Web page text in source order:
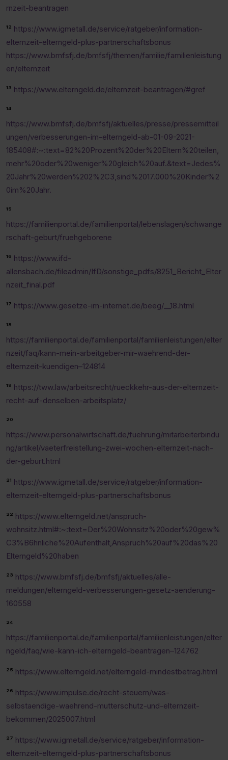
rnzeit-beantragen
¹² https://www.igmetall.de/service/ratgeber/information-
elternzeit-elterngeld-plus-partnerschaftsbonus
https://www.bmfsfj.de/bmfsfj/themen/familie/familienleistung
en/elternzeit
¹³ https://www.elterngeld.de/elternzeit-beantragen/#gref
¹⁴
https://www.bmfsfj.de/bmfsfj/aktuelles/presse/pressemitteil
ungen/verbesserungen-im-elterngeld-ab-01-09-2021-
185408#:~:text=82%20Prozent%20der%20Eltern%20teilen,
mehr%20oder%20weniger%20gleich%20auf.&text=Jedes%
20Jahr%20werden%202%2C3,sind%2017.000%20Kinder%2
0im%20Jahr.
¹⁵
https://familienportal.de/familienportal/lebenslagen/schwange
rschaft-geburt/fruehgeborene
¹⁶ https://www.ifd-
allensbach.de/fileadmin/IfD/sonstige_pdfs/8251_Bericht_Elter
nzeit_final.pdf
¹⁷ https://www.gesetze-im-internet.de/beeg/__18.html
¹⁸
https://familienportal.de/familienportal/familienleistungen/elter
nzeit/faq/kann-mein-arbeitgeber-mir-waehrend-der-
elternzeit-kuendigen–124814
¹⁹ https://tww.law/arbeitsrecht/rueckkehr-aus-der-elternzeit-
recht-auf-denselben-arbeitsplatz/
²⁰
https://www.personalwirtschaft.de/fuehrung/mitarbeiterbindu
ng/artikel/vaeterfreistellung-zwei-wochen-elternzeit-nach-
der-geburt.html
²¹ https://www.igmetall.de/service/ratgeber/information-
elternzeit-elterngeld-plus-partnerschaftsbonus
²² https://www.elterngeld.net/anspruch-
wohnsitz.html#:~:text=Der%20Wohnsitz%20oder%20gew%
C3%B6hnliche%20Aufenthalt,Anspruch%20auf%20das%20
Elterngeld%20haben
²³ https://www.bmfsfj.de/bmfsfj/aktuelles/alle-
meldungen/elterngeld-verbesserungen-gesetz-aenderung-
160558
²⁴
https://familienportal.de/familienportal/familienleistungen/elter
ngeld/faq/wie-kann-ich-elterngeld-beantragen–124762
²⁵ https://www.elterngeld.net/elterngeld-mindestbetrag.html
²⁶ https://www.impulse.de/recht-steuern/was-
selbstaendige-waehrend-mutterschutz-und-elternzeit-
bekommen/2025007.html
²⁷ https://www.igmetall.de/service/ratgeber/information-
elternzeit-elterngeld-plus-partnerschaftsbonus